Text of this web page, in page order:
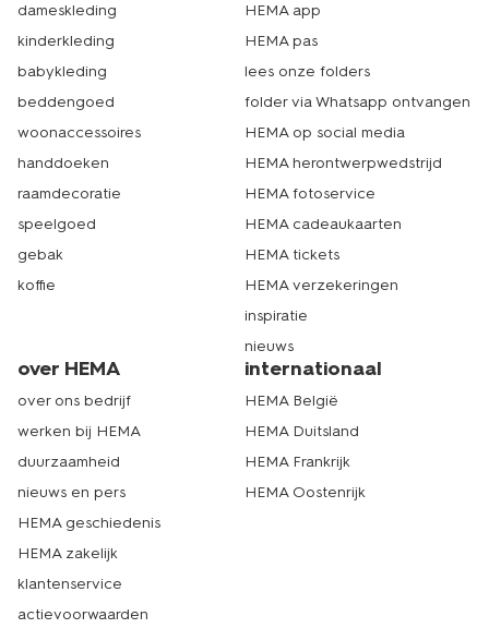
dameskleding
kinderkleding
babykleding
beddengoed
woonaccessoires
handdoeken
raamdecoratie
speelgoed
gebak
koffie
HEMA app
HEMA pas
lees onze folders
folder via Whatsapp ontvangen
HEMA op social media
HEMA herontwerpwedstrijd
HEMA fotoservice
HEMA cadeaukaarten
HEMA tickets
HEMA verzekeringen
inspiratie
nieuws
over HEMA
over ons bedrijf
werken bij HEMA
duurzaamheid
nieuws en pers
HEMA geschiedenis
HEMA zakelijk
klantenservice
actievoorwaarden
internationaal
HEMA België
HEMA Duitsland
HEMA Frankrijk
HEMA Oostenrijk